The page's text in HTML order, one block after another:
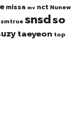
missa mv nct Nunew
smtrue snsdso
taeyeon top